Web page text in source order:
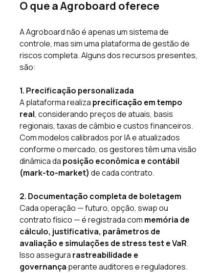
O que a Agroboard oferece
A Agroboard não é apenas um sistema de
controle, mas sim uma plataforma de gestão de
riscos completa. Alguns dos recursos presentes,
são:
1. Precificação personalizada
A plataforma realiza precificação em tempo
real, considerando preços de atuais, basis
regionais, taxas de câmbio e custos financeiros.
Com modelos calibrados por IA e atualizados
conforme o mercado, os gestores têm uma visão
dinâmica da posição econômica e contábil
(mark-to-market) de cada contrato.
2. Documentação completa de boletagem
Cada operação — futuro, opção, swap ou
contrato físico — é registrada com memória de
cálculo, justificativa, parâmetros de
avaliação e simulações de stress test e VaR.
Isso assegura rastreabilidade e
governança perante auditores e reguladores.